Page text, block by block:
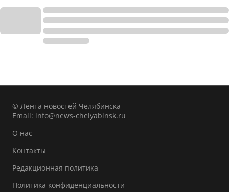
© Лента новостей Челябинска
Email: info@news-chelyabinsk.ru
О нас
Контакты
Редакционная политика
Политика конфиденциальности